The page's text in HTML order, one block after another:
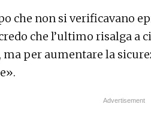
che non si verificavano
che l’ultimo risalga a
per aumentare la